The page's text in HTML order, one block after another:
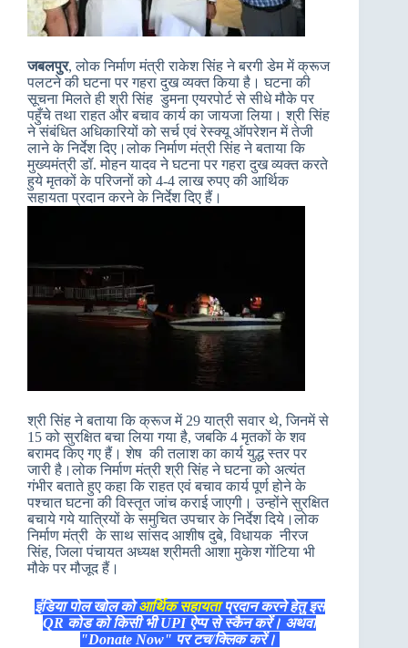
जबलपुर, लोक निर्माण मंत्री राकेश सिंह ने बरगी डेम में क्रूज
पलटने की घटना पर गहरा दुख व्यक्त किया है। घटना की
सूचना मिलते ही श्री सिंह डुमना एयरपोर्ट से सीधे मौके पर
पहुँचे तथा राहत और बचाव कार्य का जायजा लिया। श्री सिंह
ने संबंधित अधिकारियों को सर्च एवं रेस्क्यू ऑपरेशन में तेजी
लाने के निर्देश दिए।लोक निर्माण मंत्री सिंह ने बताया कि
मुख्यमंत्री डॉ. मोहन यादव ने घटना पर गहरा दुख व्यक्त करते
हुये मृतकों के परिजनों को 4-4 लाख रुपए की आर्थिक
सहायता प्रदान करने के निर्देश दिए हैं।
श्री सिंह ने बताया कि क्रूज में 29 यात्री सवार थे, जिनमें से
15 को सुरक्षित बचा लिया गया है, जबकि 4 मृतकों के शव
बरामद किए गए हैं। शेष की तलाश का कार्य युद्ध स्तर पर
जारी है।लोक निर्माण मंत्री श्री सिंह ने घटना को अत्यंत
गंभीर बताते हुए कहा कि राहत एवं बचाव कार्य पूर्ण होने के
पश्चात घटना की विस्तृत जांच कराई जाएगी। उन्होंने सुरक्षित
बचाये गये यात्रियों के समुचित उपचार के निर्देश दिये।लोक
निर्माण मंत्री के साथ सांसद आशीष दुबे, विधायक नीरज
सिंह, जिला पंचायत अध्यक्ष श्रीमती आशा मुकेश गोंटिया भी
मौके पर मौजूद हैं।
इंडिया पोल खोल कोआर्थिक सहायताप्रदान करने हेतु इस
QR कोड को किसी भी UPI ऐप्प से स्कैन करें। अथवा
"Donate Now" पर टच/क्लिक करें।